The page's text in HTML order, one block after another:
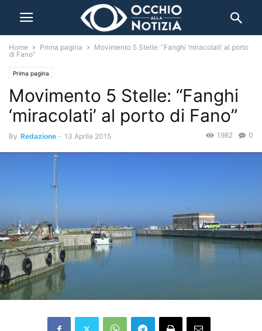
Home Prima pagina
Movimento 5 Stelle: “Fanghi ‘miracolati’ al porto
di Fano”
Prima pagina
Movimento 5 Stelle: “Fanghi
‘miracolati’ al porto di Fano”
By Redazione - 13 Aprile 2015 0
1982